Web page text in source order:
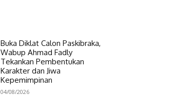
Buka Diklat Calon Paskibraka,
Wabup Ahmad Fadly
Tekankan Pembentukan
Karakter dan Jiwa
Kepemimpinan
04/08/2026